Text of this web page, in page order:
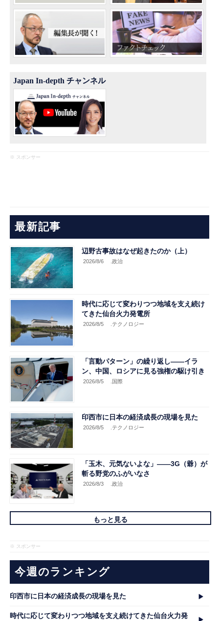
Japan In-depth チャンネル
※ スポンサー
最新記事
辺野古事故はなぜ起きたのか（上）
2026/8/6 .政治
時代に応じて変わりつつ地域を支え続け
てきた仙台火力発電所
2026/8/5 .テクノロジー
「言動パターン」の繰り返し――イラ
ン、中国、ロシアに見る強権の駆け引き
2026/8/5 .国際
印西市に日本の経済成長の現場を見た
2026/8/5 .テクノロジー
「玉木、元気ないよな」――3G（爺）が
斬る野党のふがいなさ
2026/8/3 .政治
もっと見る
※ スポンサー
今週のランキング
印西市に日本の経済成長の現場を見た
時代に応じて変わりつつ地域を支え続けてきた仙台火力発